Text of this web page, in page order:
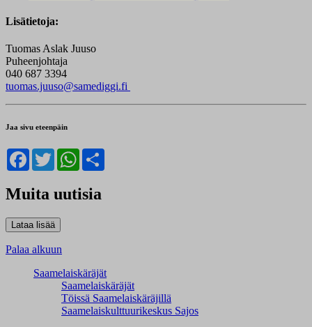
Lisätietoja:
Tuomas Aslak Juuso
Puheenjohtaja
040 687 3394
tuomas.juuso@samediggi.fi
Jaa sivu eteenpäin
Facebook
TwitterWhatsApp
Muita uutisia
Palaa alkuun
Saamelaiskäräjät
Saamelaiskäräjät
Töissä Saamelaiskäräjillä
Saamelaiskulttuuri­keskus Sajos